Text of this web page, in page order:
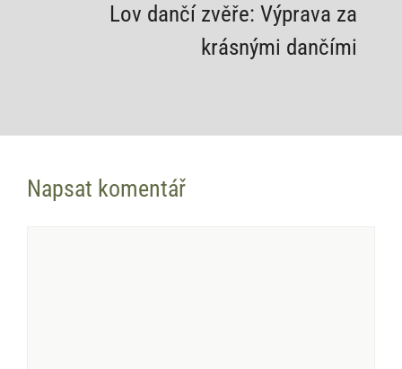
Lov dančí zvěře: Výprava za
krásnými dančími
Napsat komentář